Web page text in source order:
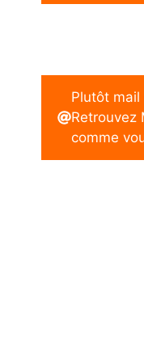
Plutôt mail
Retrouvez
comme